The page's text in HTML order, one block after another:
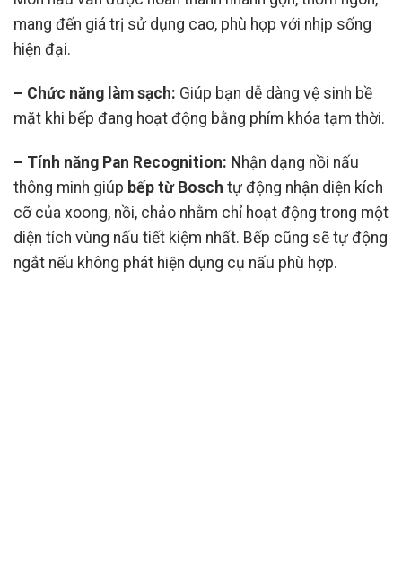
mang đến giá trị sử dụng cao, phù hợp với nhịp sống
hiện đại.
– Chức năng làm sạch: Giúp bạn dễ dàng vệ sinh bề
mặt khi bếp đang hoạt động bằng phím khóa tạm thời.
– Tính năng Pan Recognition: Nhận dạng nồi nấu
thông minh giúp bếp từ Bosch tự động nhận diện kích
cỡ của xoong, nồi, chảo nhằm chỉ hoạt động trong một
diện tích vùng nấu tiết kiệm nhất. Bếp cũng sẽ tự động
ngắt nếu không phát hiện dụng cụ nấu phù hợp.